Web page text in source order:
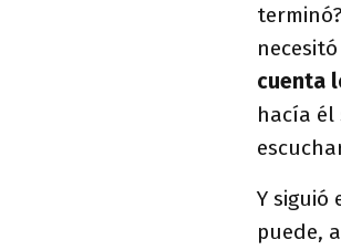
cuenta
hacía él
Y siguió
puede,